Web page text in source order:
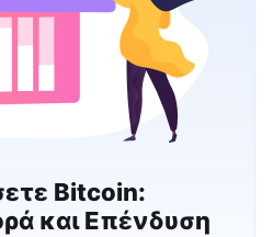
Bitcoin:
και Επένδυση